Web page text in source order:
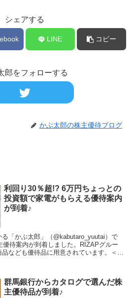
シェアする
LINE コピー
郎をフォローする
かぶ太郎の株主優待ブログ
利回り30％超!? 6万円ちょっとの
投資額で家電がもらえる優待案内
が到着♪
「かぶ太郎」（@kabutaro_yuutai）で
優待案内が到着しました。RIZAPグルー
なども優待品に用意されています。＜こ
群馬銀行からカタログで選んだ株
主優待品が到着♪